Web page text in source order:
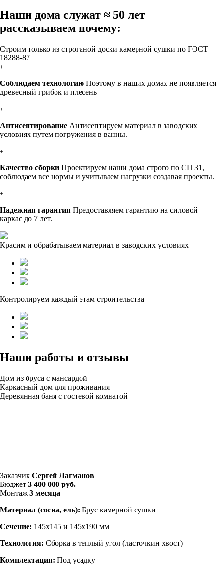
Наши дома служат ≈ 50 лет
рассказываем почему:
Строим только из строганой доски камерной сушки по ГОСТ
18288-87
+
Соблюдаем технологию Поэтому в наших домах не появляется
древесный грибок и плесень
+
Антисептирование Антисептируем материал в заводских
условиях путем погружения в ванны.
+
Качество сборки Проектируем наши дома строго по СП 31,
соблюдаем все нормы и учитываем нагрузки создавая проекты.
+
Надежная гарантия Предоставляем гарантию на силовой
каркас до 7 лет.
Красим и обрабатываем материал в заводских условиях
Контролируем каждый этам строительства
Наши работы и отзывы
Дом из бруса с мансардой
Каркасный дом для проживания
Деревянная баня с гостевой комнатой
Заказчик Сергей Лагманов
Бюджет 3 400 000 руб.
Монтаж 3 месяца
Материал (сосна, ель): Брус камерной сушки
Сечение: 145х145 и 145х190 мм
Технология: Сборка в теплый угол (ласточкин хвост)
Комплектация: Под усадку